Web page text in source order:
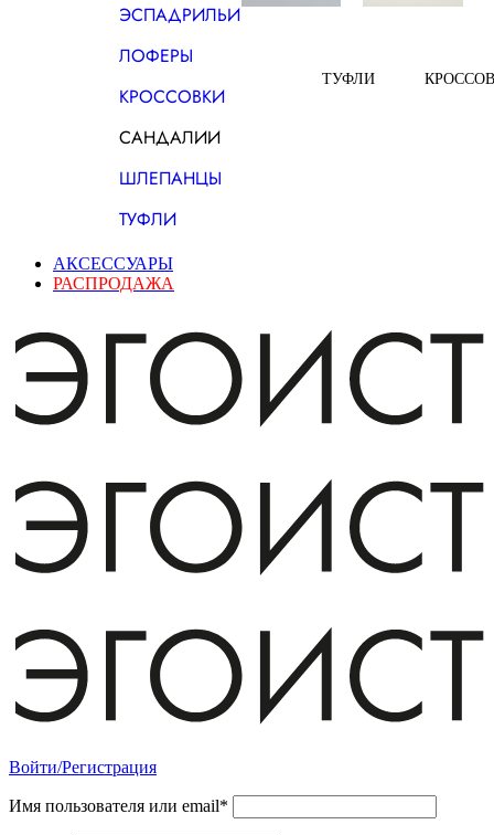
ЭСПАДРИЛЬИ
ЛОФЕРЫ
КРОССОВКИ
САНДАЛИИ
ШЛЕПАНЦЫ
ТУФЛИ
ТУФЛИ
АКСЕССУАРЫ
РАСПРОДАЖА
Войти/Регистрация
Имя пользователя или email*